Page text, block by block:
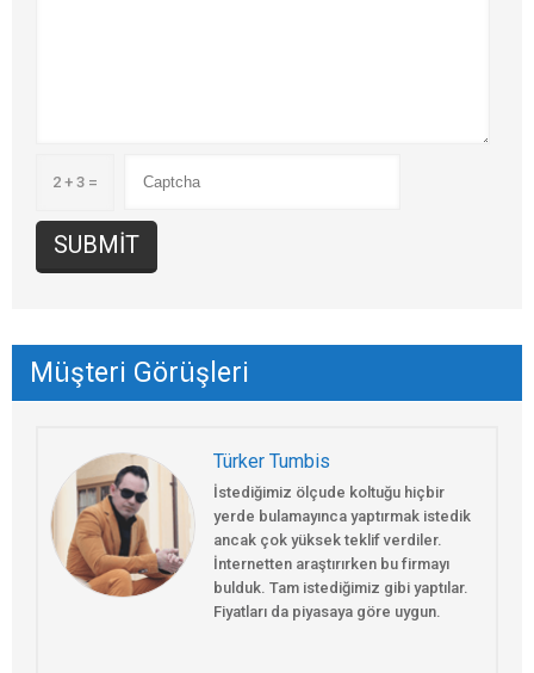
2 + 3 =
Müşteri Görüşleri
Türker Tumbis
İstediğimiz ölçude koltuğu hiçbir
yerde bulamayınca yaptırmak istedik
ancak çok yüksek teklif verdiler.
İnternetten araştırırken bu firmayı
bulduk. Tam istediğimiz gibi yaptılar.
Fiyatları da piyasaya göre uygun.